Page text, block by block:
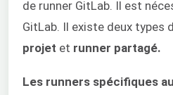
de runner GitLab. Il est
GitLab. Il existe deux
projet et runner partagé.
Les runners spécifiques